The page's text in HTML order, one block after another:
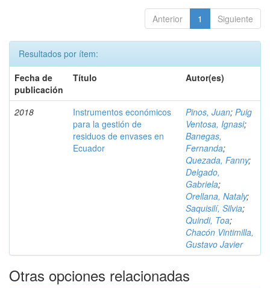
Anterior 1 Siguiente
Resultados por ítem:
Fecha de
publicación
Título Autor(es)
2018
Instrumentos económicos
para la gestión de
residuos de envases en
Ecuador
Pinos, Juan; Puig
Ventosa, Ignasi;
Banegas,
Fernanda;
Quezada, Fanny;
Delgado,
Gabriela;
Orellana, Nataly;
Saquisilí, Silvia;
Quindi, Toa;
Chacón Vintimilla,
Gustavo Javier
Otras opciones relacionadas